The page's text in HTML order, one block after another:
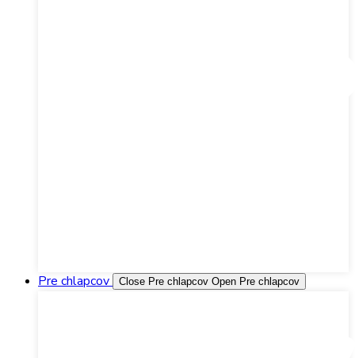
Pre chlapcov Close Pre chlapcov Open Pre chlapcov